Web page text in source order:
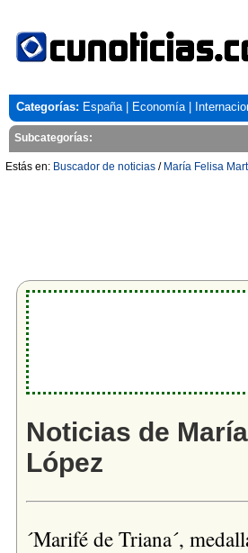
Categorías: España| Economía|
Subcategorías:
Estás en: Buscador de noticias / María Felisa
Noticias de
López
´Marifé de Triana´,